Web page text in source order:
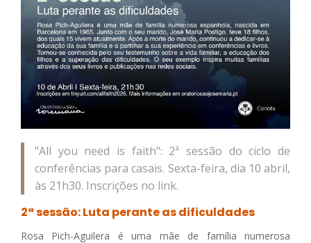
"All you need is faith": 2ª sessão do ciclo de
conferências para casais. Sexta-feira, dia 10 abril,
às 21h30. Inscrições no link.
2ª sessão: Luta perante as dificuldades
Rosa Pich-Aguilera é uma mãe de família numerosa